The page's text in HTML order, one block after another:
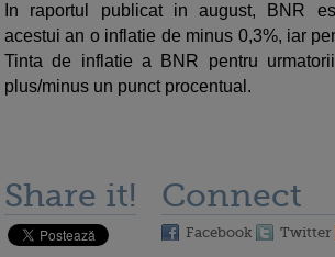
In raportul publicat in august, BNR
acestui an o inflatie de minus 0,3%, iar
Tinta de inflatie a BNR pentru
plus/minus un punct procentual.
Share it! Connect
Facebook Twitter